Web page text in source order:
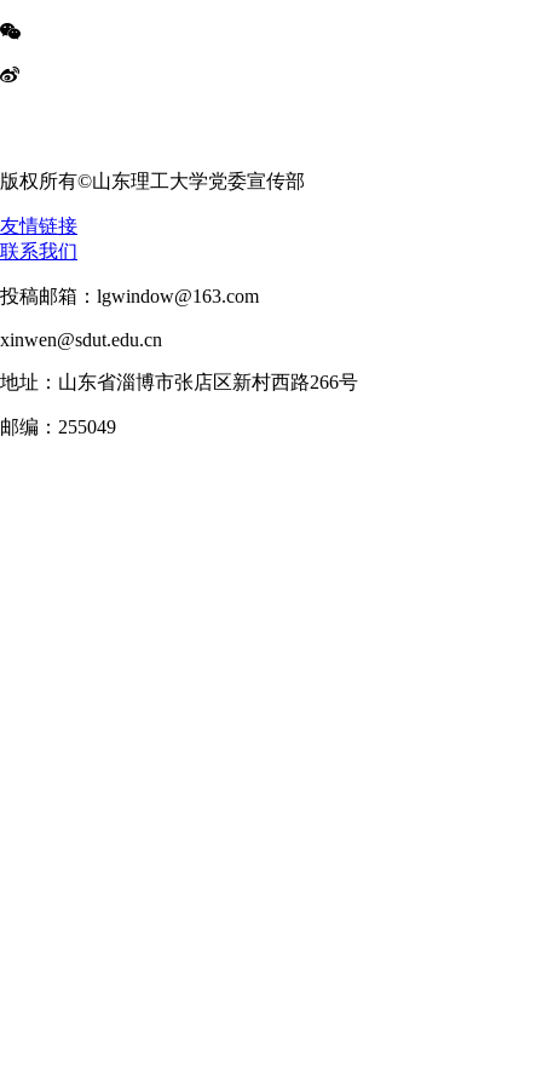
版权所有©山东理工大学党委宣传部
友情链接
联系我们
投稿邮箱：lgwindow@163.com
xinwen@sdut.edu.cn
地址：山东省淄博市张店区新村西路266号
邮编：255049